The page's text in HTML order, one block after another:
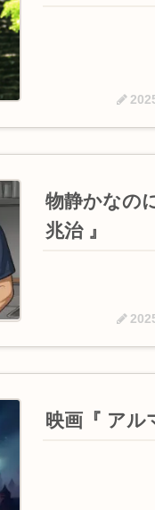
物静かなの
兆治 』
映画『 アル